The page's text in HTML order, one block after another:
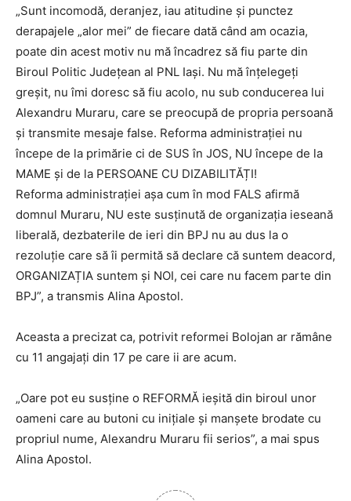
„Sunt incomodă, deranjez, iau atitudine și punctez
derapajele „alor mei” de fiecare dată când am ocazia,
poate din acest motiv nu mă încadrez să fiu parte din
Biroul Politic Județean al PNL Iași. Nu mă înțelegeţi
greșit, nu îmi doresc să fiu acolo, nu sub conducerea lui
Alexandru Muraru, care se preocupă de propria persoană
și transmite mesaje false. Reforma administrației nu
începe de la primărie ci de SUS în JOS, NU începe de la
MAME și de la PERSOANE CU DIZABILITĂȚI!
Reforma administrației așa cum în mod FALS afirmă
domnul Muraru, NU este susținută de organizația ieseană
liberală, dezbaterile de ieri din BPJ nu au dus la o
rezoluție care să îi permită să declare că suntem deacord,
ORGANIZAȚIA suntem și NOI, cei care nu facem parte din
BPJ”, a transmis Alina Apostol.
Aceasta a precizat ca, potrivit reformei Bolojan ar rămâne
cu 11 angajați din 17 pe care ii are acum.
„Oare pot eu susține o REFORMĂ ieșită din biroul unor
oameni care au butoni cu inițiale şi manșete brodate cu
propriul nume, Alexandru Muraru fii serios”, a mai spus
Alina Apostol.